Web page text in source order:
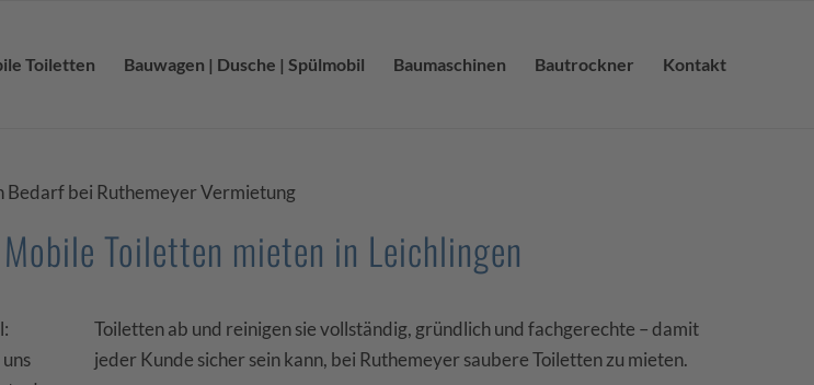
Toiletten Bauwagen | Dusche | Spülmobil Baumaschinen Bautrockner Kontakt
Bedarf bei Ruthemeyer Vermietung
Toiletten mieten in Leichlingen
uns
Toiletten ab und reinigen sie vollständig, gründlich und fachgerechte – damit
jeder Kunde sicher sein kann, bei Ruthemeyer saubere Toiletten zu mieten.